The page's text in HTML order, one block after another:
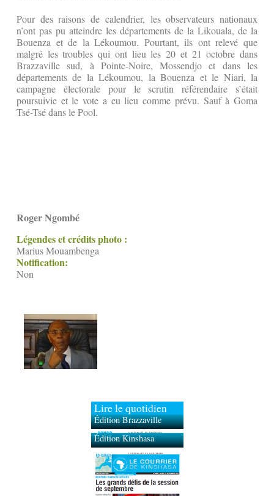
Pour des raisons de calendrier, les observateurs nationaux
n’ont pas pu atteindre les départements de la Likouala, de la
Bouenza et de la Lékoumou. Pourtant, ils ont relevé que
malgré les troubles qui ont lieu les 20 et 21 octobre dans
Brazzaville sud, à Pointe-Noire, Mossendjo et dans les
départements de la Lékoumou, la Bouenza et le Niari, la
campagne électorale pour le scrutin référendaire s’était
poursuivie et le vote a eu lieu comme prévu. Sauf à Goma
Tsé-Tsé dans le Pool.
Roger Ngombé
Légendes et crédits photo :
Marius Mouambenga
Notification:
Non
Lire le quotidien
Édition Brazzaville
Édition Kinshasa